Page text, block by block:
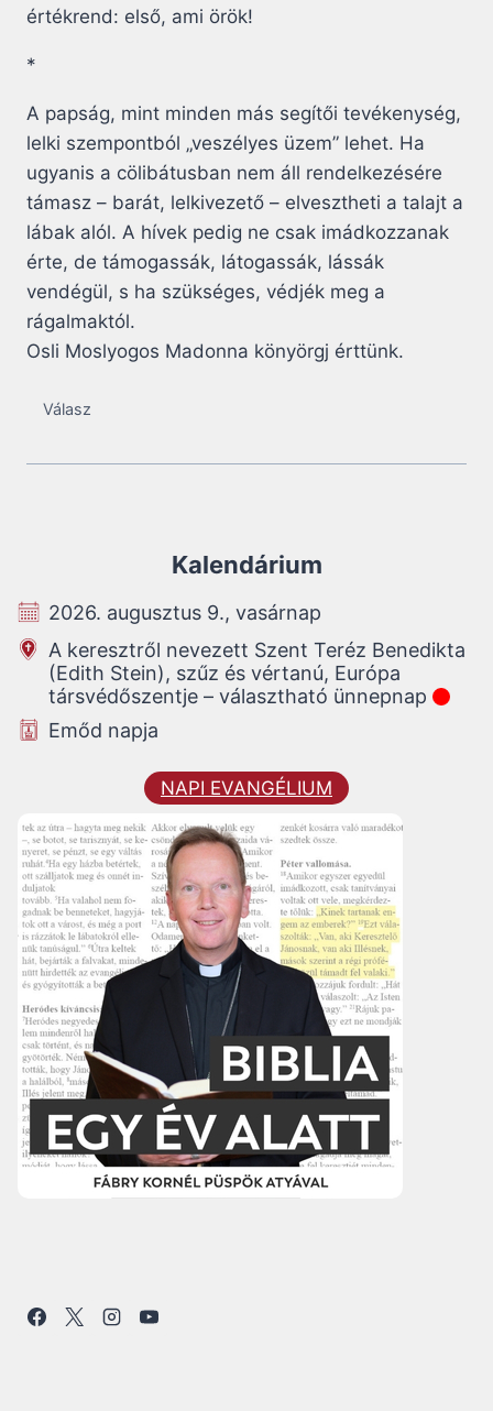
értékrend: első, ami örök!
*
A papság, mint minden más segítői tevékenység,
lelki szempontból „veszélyes üzem” lehet. Ha
ugyanis a cölibátusban nem áll rendelkezésére
támasz – barát, lelkivezető – elvesztheti a talajt a
lábak alól. A hívek pedig ne csak imádkozzanak
érte, de támogassák, látogassák, lássák
vendégül, s ha szükséges, védjék meg a
rágalmaktól.
Osli Moslyogos Madonna könyörgj érttünk.
Válasz
Kalendárium
2026. augusztus 9., vasárnap
A keresztről nevezett Szent Teréz Benedikta
(Edith Stein), szűz és vértanú, Európa
társvédőszentje – választható ünnepnap
Emőd napja
NAPI EVANGÉLIUM